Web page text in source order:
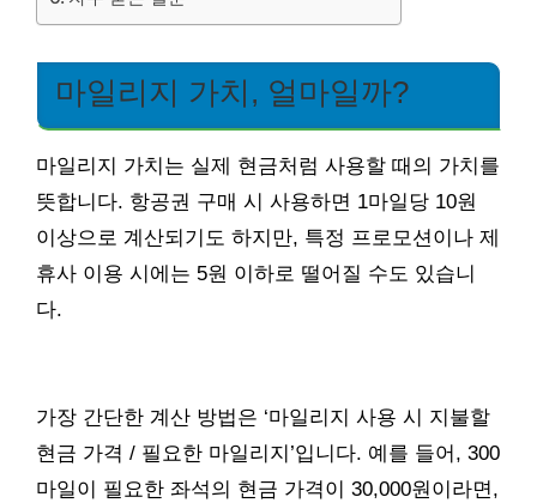
마일리지 가치, 얼마일까?
마일리지 가치는 실제 현금처럼 사용할 때의 가치를
뜻합니다. 항공권 구매 시 사용하면 1마일당 10원
이상으로 계산되기도 하지만, 특정 프로모션이나 제
휴사 이용 시에는 5원 이하로 떨어질 수도 있습니
다.
가장 간단한 계산 방법은 ‘마일리지 사용 시 지불할
현금 가격 / 필요한 마일리지’입니다. 예를 들어, 300
마일이 필요한 좌석의 현금 가격이 30,000원이라면,